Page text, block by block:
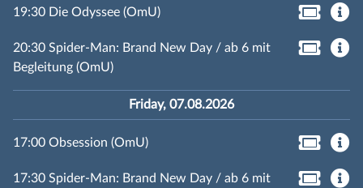
19:30 Die Odyssee (OmU)
20:30 Spider-Man: Brand New Day / ab 6 mit
Begleitung (OmU)
Friday, 07.08.2026
17:00 Obsession (OmU)
17:30 Spider-Man: Brand New Day / ab 6 mit